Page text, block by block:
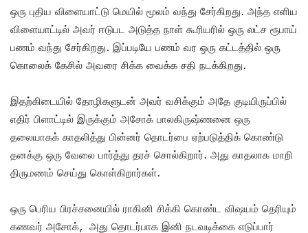
ஒரு புதிய விளையாட்டு மெயில் மூலம் வந்து சேர்கிறது. அந்த எளிய
விளையாட்டில் அவர் ஈடுபட அடுத்த நாள் கூரியரில் ஒரு லட்ச ரூபாய்
பணம் வந்து சேர்கிறது. இப்படியே பணம் வர ஒரு கட்டத்தில் ஒரு
கொலைக் கேசில் அவரை சிக்க வைக்க சதி நடக்கிறது.
இதற்கிடையில் தோழிகளுடன் அவர் வசிக்கும் அதே குடியிருப்பில்
எதிர் பிளாட்டில் இருக்கும் அசோக் பாலகிருஷ்ணனை ஒரு
தலையாகக் காதலித்து பின்னர் தொடர்பை ஏற்படுத்திக் கொண்டு
தனக்கு ஒரு வேலை பார்த்து தரச் சொல்கிறார். அது காதலாக மாறி
திருமணம் செய்து கொள்கிறார்கள்.
ஒரு பெரிய பிரச்சனையில் ராகினி சிக்கி கொண்ட விஷயம் தெரியும்
கணவர் அசோக், அது தொடர்பாக இனி நடவடிக்கை எடுப்பார்